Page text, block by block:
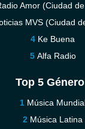
Amor (Ciudad
MVS (Ciudad
Ke Buena
Alfa Radio
Top 5
Música
Música Latina